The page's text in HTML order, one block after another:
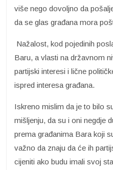
više nego dovoljno da
da se glas građana mora
Nažalost, kod pojedinih
Baru, a vlasti na državnom
partijski interesi i lične
ispred interesa građana.
Iskreno mislim da je to bilo
mišljenju, da su i oni negdje
prema građanima Bara koji
važno da znaju da će ih
cijeniti ako budu imali svoj